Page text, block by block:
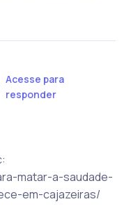
Acesse para
responder
matar-a-saudade-
em-cajazeiras/